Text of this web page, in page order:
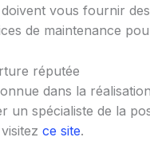
vous fournir
de maintenance
réputée
dans la
spécialiste de la
ce site.